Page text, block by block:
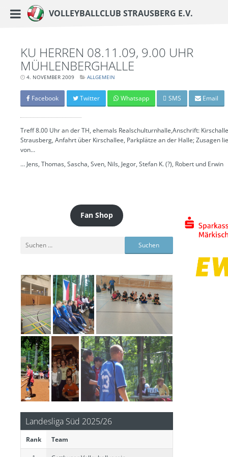
https://www.vc-strausberg.de/wp-content/themes/siehste/images/
Zum
Volleyballclub Strausberg e.V.
Haupt-Menü
KU HERREN 08.11.09, 9.00 UHR
MÜHLENBERGHALLE
4. NOVEMBER 2009LETZTE
15.
MÄRZ
2024
-
UHR
ALLGEMEIN
Facebook Twitter Whatsapp SMS Email
Treff 8.00 Uhr an der TH, ehemals Realschulturnhalle,Anschrift:
Strausberg, Anfahrt über Kirschallee, Parkplätze an der Halle; Zusagen
von…
… Jens, Thomas, Sascha, Sven, Nils, Jegor, Stefan K. (?), Robert und Erwin
Fan Shop
Suchen
Landesliga Süd 2025/26
Rank Team